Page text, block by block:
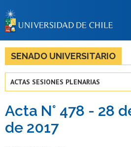
BIBLIOTECAS
LA
Estudiantes
Académicas/
SENADO UNIVERSITARIO
ACTAS SESIONES PLENARIAS
Acta N° 478 - 28
de 2017